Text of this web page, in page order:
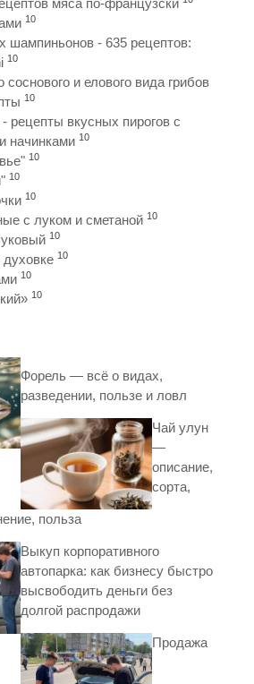
10
шампиньонов - 635 рецептов:
10
и елового вида грибов
10
рецепты вкусных пирогов с
начинками 10
10
10
10
с луком и сметаной 10
10
10
10
10
Форель — всё о видах,
разведении, пользе и ловл
Чай улун
—
описание,
сорта,
польза
Выкуп корпоративного
автопарка: как бизнесу быстро
высвободить деньги без
долгой распродажи
Продажа